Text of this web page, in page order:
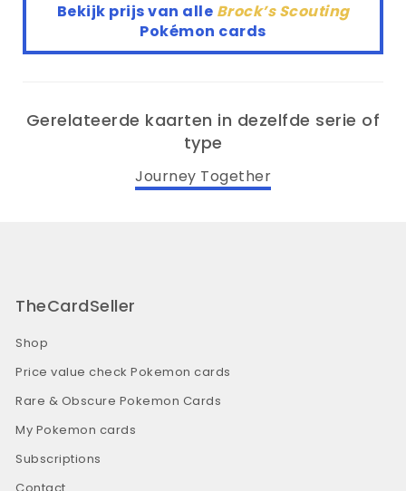
Bekijk prijs van alle Brock’s Scouting
Pokémon cards
Gerelateerde kaarten in dezelfde serie of
type
Journey Together
TheCardSeller
Shop
Price value check Pokemon cards
Rare & Obscure Pokemon Cards
My Pokemon cards
Subscriptions